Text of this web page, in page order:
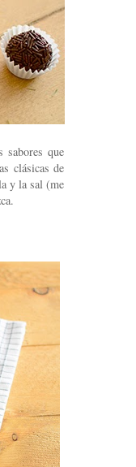
que
clásicas de
y la sal (me